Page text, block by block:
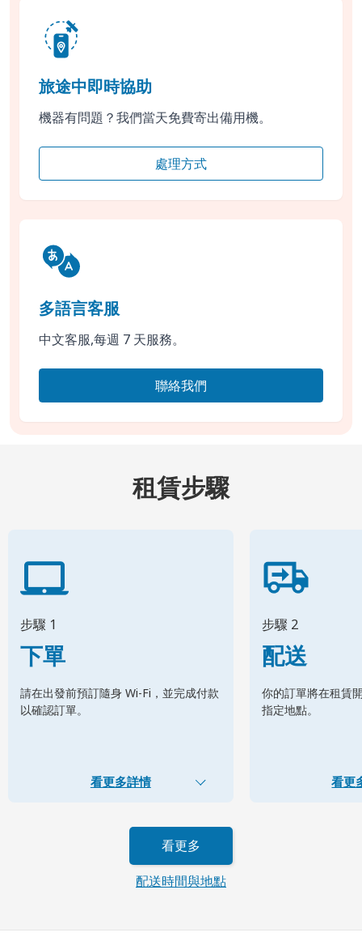
旅途中即時協助
機器有問題？我們當天免費寄出備用機。
處理方式
多語言客服
中文客服,每週 7 天服務。
聯絡我們
租賃步驟
步驟 1
下單
請在出發前預訂隨身 Wi-Fi，並完成付款
以確認訂單。
看更多詳情
步驟 2
配送
你的訂單將在租賃
指定地點。
看更
看更多
配送時間與地點